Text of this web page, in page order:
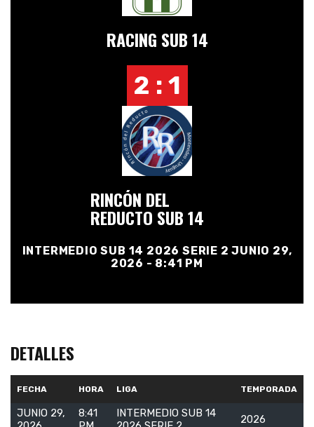
RACING SUB 14
2 : 1
RINCÓN DEL
REDUCTO SUB 14
INTERMEDIO SUB 14 2026 SERIE 2 JUNIO 29,
2026 - 8:41 PM
DETALLES
FECHA HORA LIGA TEMPORADA
JUNIO 29,
8:41
INTERMEDIO SUB 14
2026